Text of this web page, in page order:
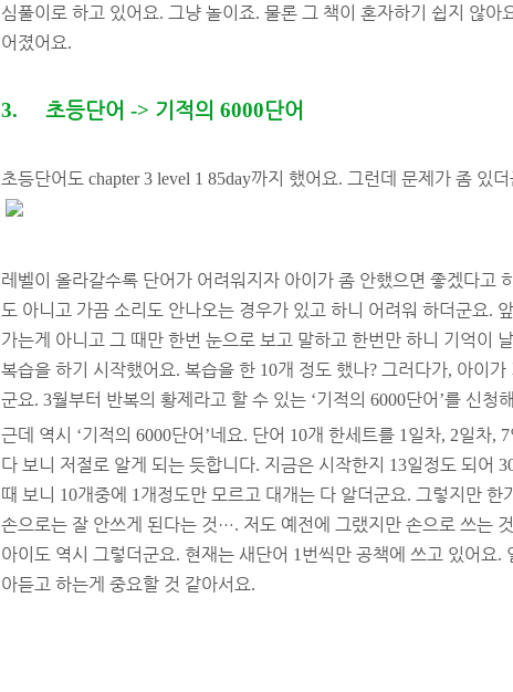
심풀이로 하고 있어요. 그냥 놀이죠. 물론 그 책이 혼자하기 쉽지 않아
어졌어요.
3. 초등단어 -> 기적의 6000단어
초등단어도 chapter 3 level 1 85day까지 했어요. 그런데 문제가 좀 있
레벨이 올라갈수록 단어가 어려워지자 아이가 좀 안했으면 좋겠다고
도 아니고 가끔 소리도 안나오는 경우가 있고 하니 어려워 하더군요.
가는게 아니고 그 때만 한번 눈으로 보고 말하고 한번만 하니 기억이
복습을 하기 시작했어요. 복습을 한 10개 정도 했나? 그러다가, 아이가
군요. 3월부터 반복의 황제라고 할 수 있는 ‘기적의 6000단어 ’를 신청
근데 역시 ‘기적의 6000단어 ’네요. 단어 10개 한세트를 1 일차, 2일차, 7
다 보니 저절로 알게 되는 듯합니다. 지금은 시작한지 13일정도 되어
때 보니 10개중에 1 개정도만 모르고 대개는 다 알더군요. 그렇지만 한
손으로는 잘 안쓰게 된다는 것 …. 저도 예전에 그랬지만 손으로 쓰는
아이도 역시 그렇더군요. 현재는 새단어 1 번씩만 공책에 쓰고 있어요.
아듣고 하는게 중요할 것 같아서요.